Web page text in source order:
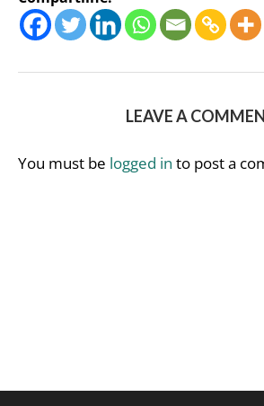
LEAVE A
You must be logged in to post a